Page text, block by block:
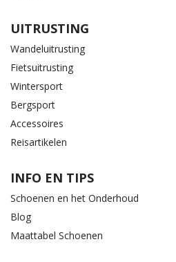
UITRUSTING
Wandeluitrusting
Fietsuitrusting
Wintersport
Bergsport
Accessoires
Reisartikelen
INFO EN TIPS
Schoenen en het Onderhoud
Blog
Maattabel Schoenen